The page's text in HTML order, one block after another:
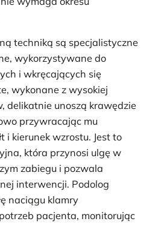
techniką są specjalistyczne
wykorzystywane do
i wkręcających się
wykonane z wysokiej
delikatnie unoszą krawędzie
przywracając mu
i kierunek wzrostu. Jest to
która przynosi ulgę w
zabiegu i pozwala
interwencji. Podolog
naciągu klamry
pacjenta, monitorując